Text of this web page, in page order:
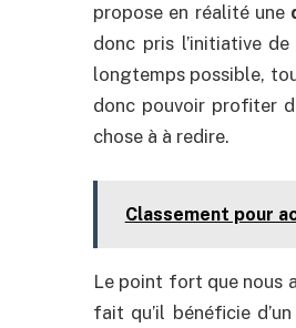
propose en réalité une
donc pris l’initiative
longtemps possible,
donc pouvoir profiter
chose à à redire.
Classement pour
Le point fort que nous
fait qu’il bénéficie d’un